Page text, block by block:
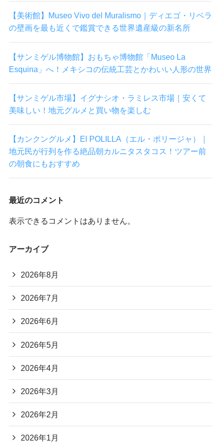
【美術館】Museo Vivo del Muralismo｜ディエゴ・リベラ
の壁画を最も近くで鑑賞できる世界遺産級の新名所
【サンミゲル博物館】おもちゃ博物館「Museo La
Esquina」へ！メキシコの伝統工芸とかわいい人形の世界
【サンミゲル市場】イグナシオ・ラミレス市場｜安くて
美味しい！地元グルメと買い物を楽しむ
【カンクングルメ】El POLILLA（エル・ポリージャ）｜
地元民が行列を作る絶品朝カルニタスタコス！ツアー前
の朝食にもおすすめ
最近のコメント
表示できるコメントはありません。
アーカイブ
2026年8月
2026年7月
2026年6月
2026年5月
2026年4月
2026年3月
2026年2月
2026年1月